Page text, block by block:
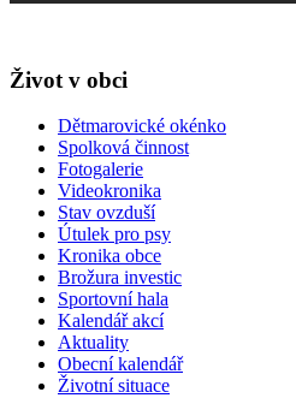
Život v obci
Dětmarovické okénko
Spolková činnost
Fotogalerie
Videokronika
Stav ovzduší
Útulek pro psy
Kronika obce
Brožura investic
Sportovní hala
Kalendář akcí
Aktuality
Obecní kalendář
Životní situace